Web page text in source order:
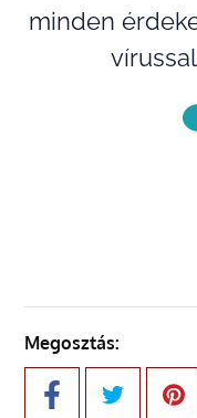
minden
Megosztás: